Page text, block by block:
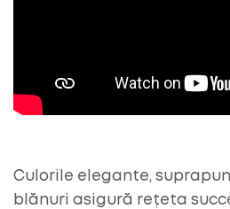
Culorile elegante,
blănuri asigură rețeta